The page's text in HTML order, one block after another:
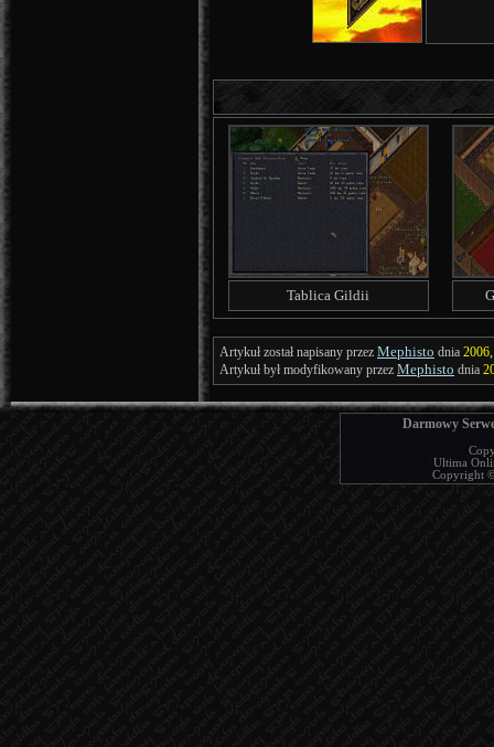
Tablica Gildii
Artykuł został napisany przez Mephisto dnia
Artykuł był modyfikowany przez Mephisto dnia
Darmowy
Ultima
Copyright